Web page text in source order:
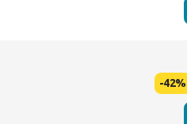
-42%